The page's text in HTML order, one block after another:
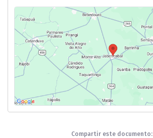
Compartir este documento: